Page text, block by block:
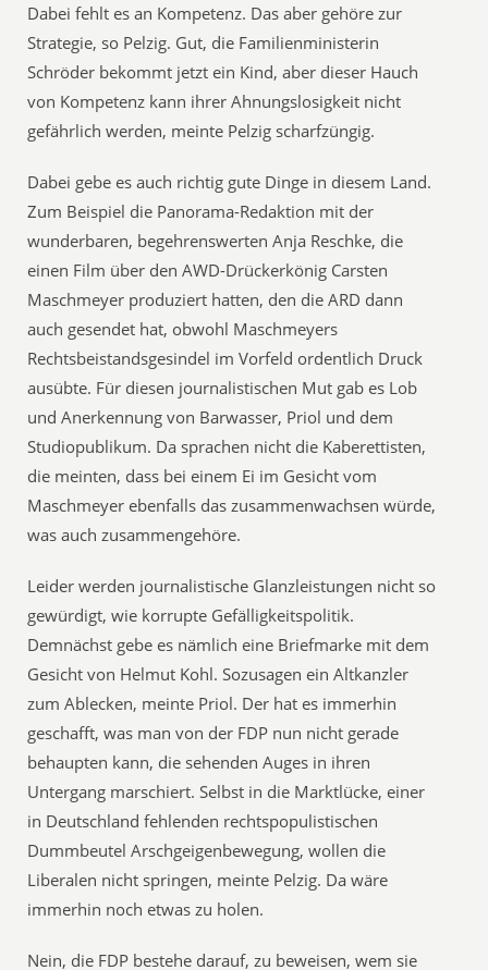
Dabei fehlt es an Kompetenz. Das aber gehöre zur
Strategie, so Pelzig. Gut, die Familienministerin
Schröder bekommt jetzt ein Kind, aber dieser Hauch
von Kompetenz kann ihrer Ahnungslosigkeit nicht
gefährlich werden, meinte Pelzig scharfzüngig.
Dabei gebe es auch richtig gute Dinge in diesem Land.
Zum Beispiel die Panorama-Redaktion mit der
wunderbaren, begehrenswerten Anja Reschke, die
einen Film über den AWD-Drückerkönig Carsten
Maschmeyer produziert hatten, den die ARD dann
auch gesendet hat, obwohl Maschmeyers
Rechtsbeistandsgesindel im Vorfeld ordentlich Druck
ausübte. Für diesen journalistischen Mut gab es Lob
und Anerkennung von Barwasser, Priol und dem
Studiopublikum. Da sprachen nicht die Kaberettisten,
die meinten, dass bei einem Ei im Gesicht vom
Maschmeyer ebenfalls das zusammenwachsen würde,
was auch zusammengehöre.
Leider werden journalistische Glanzleistungen nicht so
gewürdigt, wie korrupte Gefälligkeitspolitik.
Demnächst gebe es nämlich eine Briefmarke mit dem
Gesicht von Helmut Kohl. Sozusagen ein Altkanzler
zum Ablecken, meinte Priol. Der hat es immerhin
geschafft, was man von der FDP nun nicht gerade
behaupten kann, die sehenden Auges in ihren
Untergang marschiert. Selbst in die Marktlücke, einer
in Deutschland fehlenden rechtspopulistischen
Dummbeutel Arschgeigenbewegung, wollen die
Liberalen nicht springen, meinte Pelzig. Da wäre
immerhin noch etwas zu holen.
Nein, die FDP bestehe darauf, zu beweisen, wem sie